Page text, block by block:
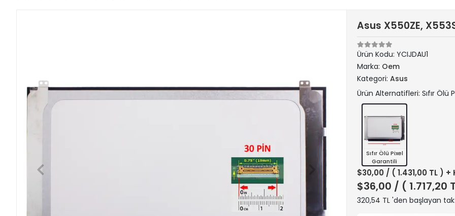
Asus X550ZE,
Ürün Kodu: YCIJDAU1
Marka: Oem
Kategori: Asus
Ürün Alternatifleri: Sıfır Ölü
Sıfır Ölü Pixel
Garantili
$30,00 / ( 1.431,00 TL ) +
$36,00 / ( 1.717,20
320,54 TL 'den başlayan